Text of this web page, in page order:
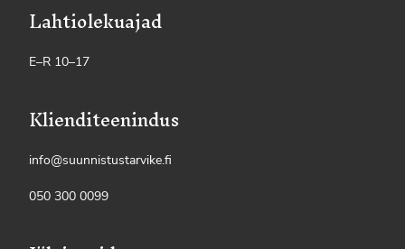
Lahtiolekuajad
E–R 10–17
Klienditeenindus
info@suunnistustarvike.fi
050 300 0099